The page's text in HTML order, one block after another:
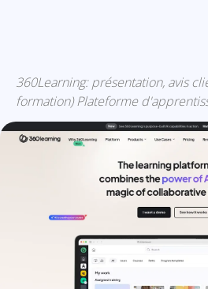
360Learning: présentation, avis
formation) Plateforme